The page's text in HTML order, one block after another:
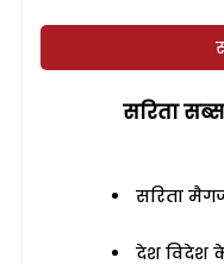
सरिता
सरिता
देश विदेश